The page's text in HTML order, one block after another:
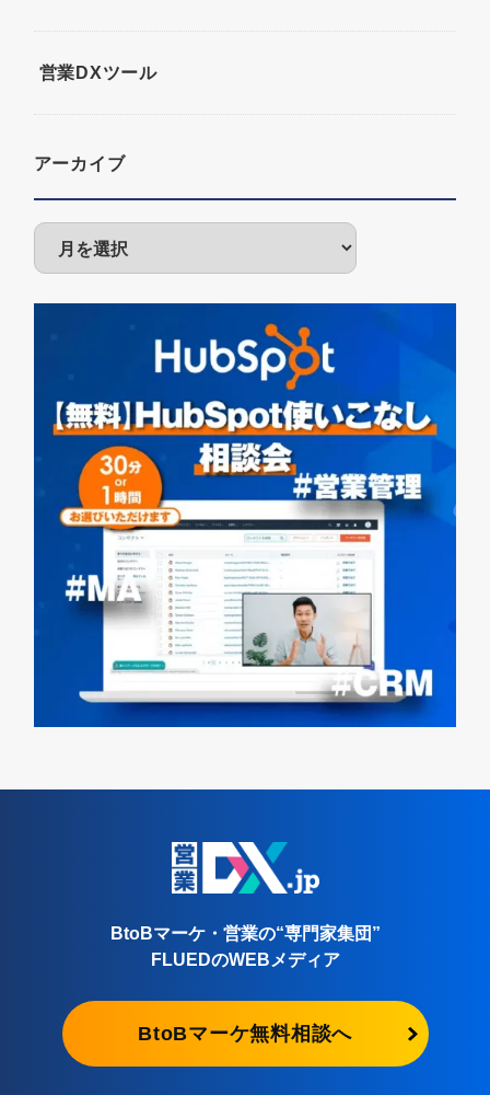
営業DXツール
アーカイブ
BtoBマーケ・営業の“専門家集団”
FLUEDのWEBメディア
BtoBマーケ無料相談へ